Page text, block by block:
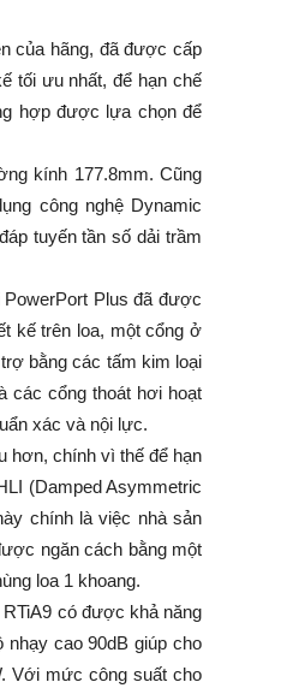
của hãng, đã được cấp
tối ưu nhất, để hạn chế
hợp được lựa chọn để
kính 177.8mm. Cũng
công nghệ Dynamic
tuyến tần số dải trầm
Plus đã được
kế trên loa, một cổng ở
bằng các tấm kim loại
các cổng thoát hơi hoạt
xác và nội lực.
hơn, chính vì thế để hạn
(Damped Asymmetric
chính là việc nhà sản
ngăn cách bằng một
loa 1 khoang.
có được khả năng
cao 90dB giúp cho
Với mức công suất cho